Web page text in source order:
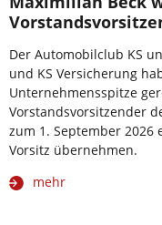
Der Automobilclub KS
und KS Versicherung
Unternehmensspitze
Vorstandsvorsitzender
zum 1. September 2026
Vorsitz übernehmen.
mehr